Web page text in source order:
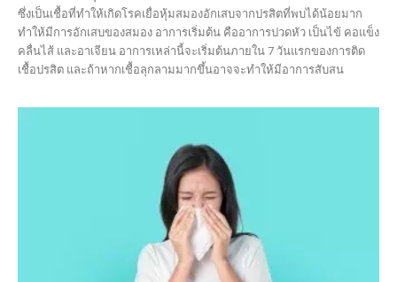
ซึ่งเป็นเชื้อที่ทำให้เกิดโรคเยื่อหุ้มสมองอักเสบจากปรสิตที่พบได้น้อยมาก
ทำให้มีการอักเสบของสมอง อาการเริ่มต้น คืออาการปวดหัว เป็นไข้ คอแข็ง
คลื่นไส้ และอาเจียน อาการเหล่านี้จะเริ่มต้นภายใน 7 วันแรกของการติด
เชื้อปรสิต และถ้าหากเชื้อลุกลามมากขึ้นอาจจะทำให้มีอาการสับสน